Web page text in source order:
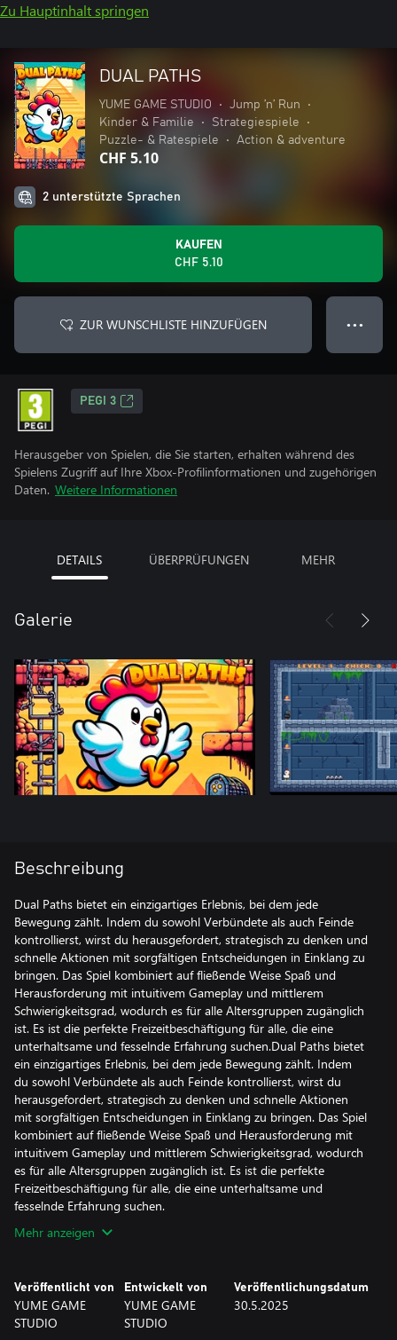
Zu Hauptinhalt springen
DUAL PATHS
YUME GAME STUDIO • Jump ’n’ Run
•
Kinder & Familie
• Strategiespiele
•
Puzzle- & Ratespiele
• Action & adventure
CHF 5.10
2 unterstützte Sprachen
KAUFEN
CHF 5.10
ZUR WUNSCHLISTE HINZUFÜGEN ● ● ●
PEGI 3
Herausgeber von Spielen, die Sie starten, erhalten während des
Spielens Zugriff auf Ihre Xbox-Profilinformationen und zugehörigen
Daten. Weitere Informationen
DETAILS ÜBERPRÜFUNGEN MEHR
Galerie
Beschreibung
Dual Paths bietet ein einzigartiges Erlebnis, bei dem jede
Bewegung zählt. Indem du sowohl Verbündete als auch Feinde
kontrollierst, wirst du herausgefordert, strategisch zu denken und
schnelle Aktionen mit sorgfältigen Entscheidungen in Einklang zu
bringen. Das Spiel kombiniert auf fließende Weise Spaß und
Herausforderung mit intuitivem Gameplay und mittlerem
Schwierigkeitsgrad, wodurch es für alle Altersgruppen zugänglich
ist. Es ist die perfekte Freizeitbeschäftigung für alle, die eine
unterhaltsame und fesselnde Erfahrung suchen.Dual Paths bietet
ein einzigartiges Erlebnis, bei dem jede Bewegung zählt. Indem
du sowohl Verbündete als auch Feinde kontrollierst, wirst du
herausgefordert, strategisch zu denken und schnelle Aktionen
mit sorgfältigen Entscheidungen in Einklang zu bringen. Das Spiel
kombiniert auf fließende Weise Spaß und Herausforderung mit
intuitivem Gameplay und mittlerem Schwierigkeitsgrad, wodurch
es für alle Altersgruppen zugänglich ist. Es ist die perfekte
Freizeitbeschäftigung für alle, die eine unterhaltsame und
fesselnde Erfahrung suchen.
Mehr anzeigen
Veröffentlicht von
YUME GAME
STUDIO
Entwickelt von
YUME GAME
STUDIO
Veröffentlichungsdatum
30.5.2025